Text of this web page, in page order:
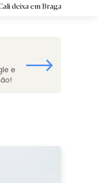
mural artístico
e